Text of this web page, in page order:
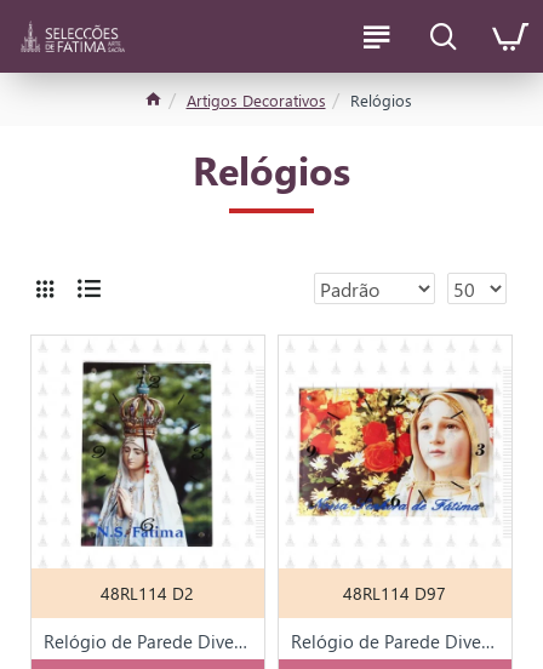
Artigos Decorativos Relógios
Relógios
48RL114 D2
Relógio de Parede Diversos Motivos Grande 56*40cm
48RL114 D97
Relógio de Parede Diversos Motivos Grande 56*40cm